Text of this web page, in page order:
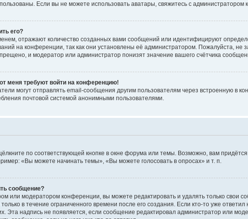
Если вы не можете использовать аватары, свяжитесь с
его?
отражают количество созданных вами сообщений или идентифицируют
на конференции, так как они установлены её администратором. Пожалуйста,
и модератор или администратор понизят значение вашего счётчика
меня требуют войти на конференцию!
могут отправлять email-сообщения другим пользователям через встроенную
почтовой системой анонимными пользователями.
по соответствующей кнопке в окне форума или темы. Возможно, вам
«Вы можете начинать темы», «Вы можете голосовать в опросах» и т. п.
сообщение?
или модератором конференции, вы можете редактировать и удалять только свои
в течение ограниченного времени после его создания. Если кто-то уже
Эта надпись не появляется, если сообщение редактировал администратор или